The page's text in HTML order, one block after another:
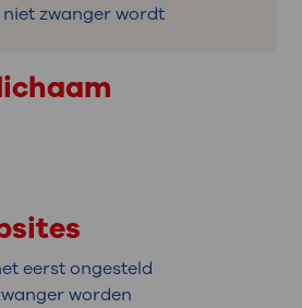
zwanger wordt
eerst ongesteld
worden